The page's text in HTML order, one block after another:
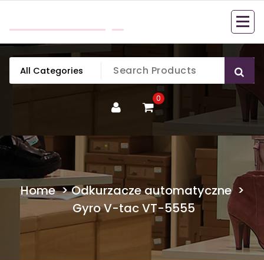
content
0
Home>Odkurzacze automatyczne>
Gyro V-tac VT-5555